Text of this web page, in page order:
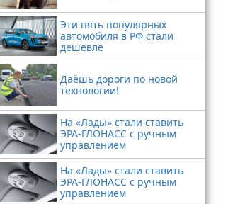
Эти пять популярных
автомобиля в РФ стали
дешевле
Даёшь дороги по новой
технологии!
На «Лады» стали ставить
ЭРА-ГЛОНАСС с ручным
управлением
На «Лады» стали ставить
ЭРА-ГЛОНАСС с ручным
управлением